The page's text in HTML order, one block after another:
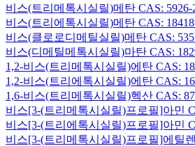
비스(트리메톡시실릴)메탄 CAS: 5926-
비스(트리에톡시실릴)메탄 CAS:
비스(클로로디메틸실릴)메탄 CAS:
비스(디메틸메톡시실릴)마탄 CAS:
1,2-비스(트리메톡시실릴)에탄 CAS:
1,2-비스(트리에톡시실릴)에탄 CAS:
1,6-비스(트리메톡시실릴)헥산 CAS:
비스[3-(트리메톡시실릴)프로필]아민
비스[3-(트리에톡시실릴)프로필]아민
비스[3-(트리메톡시실릴)프로필]에틸